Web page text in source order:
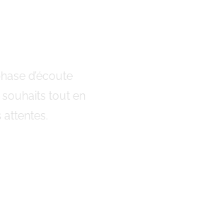
d’écoute
tout en